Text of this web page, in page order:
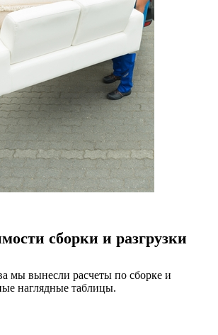
сборки и разгрузки
мы вынесли расчеты по сборке и
наглядные таблицы.